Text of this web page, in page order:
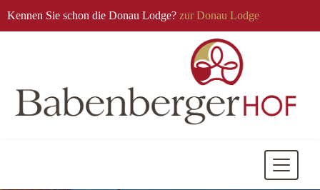
Kennen Sie schon die Donau Lodge? zur Donau Lodge
Mobile